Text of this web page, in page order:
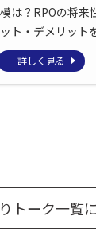
は？RPOの将来
ト・デメリット
詳しく見る
トーク一覧